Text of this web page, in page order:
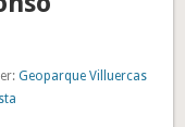
Geoparque Villuercas